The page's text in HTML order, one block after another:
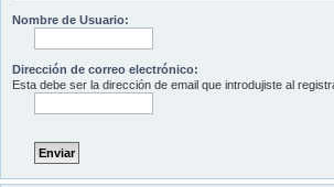
Nombre de Usuario:
Dirección de correo electrónico:
Esta debe ser la dirección de email que introdujiste al